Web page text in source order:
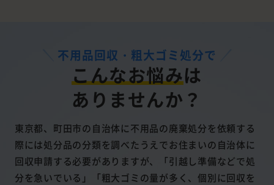
不用品回収・粗大ゴミ処分で
こんなお悩みは
ありませんか？
東京都、町田市の自治体に不用品の廃棄処分を依頼する
際には処分品の分類を調べたうえでお住まいの自治体に
回収申請する必要がありますが、「引越し準備などで処
分を急いでいる」「粗大ゴミの量が多く、個別に回収を